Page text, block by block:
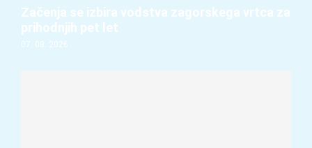
Začenja se izbira vodstva zagorskega vrtca za
prihodnjih pet let
07. 08. 2026